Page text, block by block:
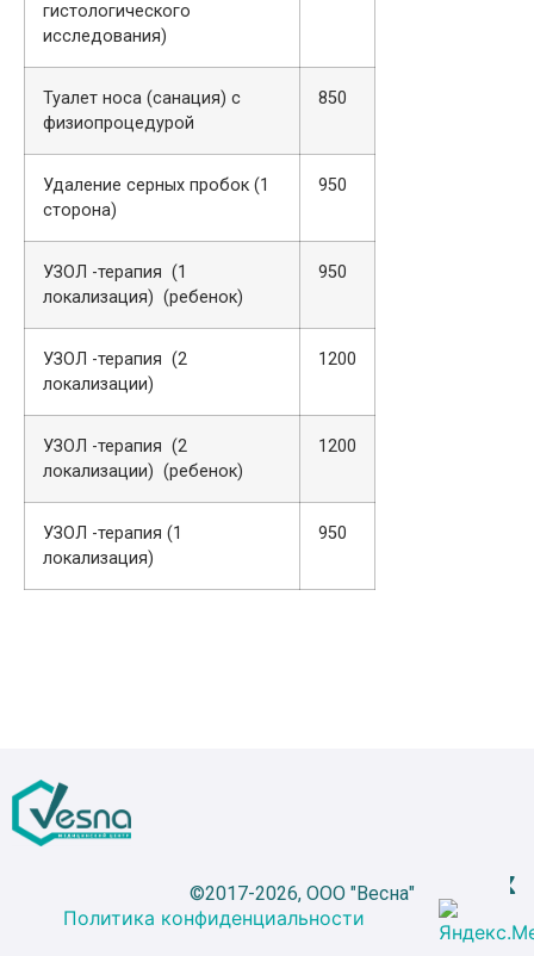
гистологического
исследования)
Туалет носа (санация) с
физиопроцедурой
850
Удаление серных пробок (1
сторона)
950
УЗОЛ -терапия (1
локализация) (ребенок)
950
УЗОЛ -терапия (2
локализации)
1200
УЗОЛ -терапия (2
локализации) (ребенок)
1200
УЗОЛ -терапия (1
локализация)
950
©2017-2026, ООО "Весна"
Политика конфиденциальности